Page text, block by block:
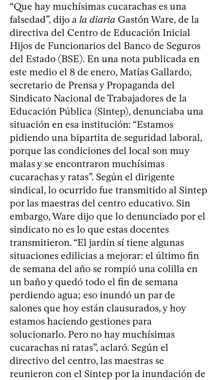
“Que hay muchísimas cucarachas es una
falsedad”, dijo a la diaria Gastón Ware, de la
directiva del Centro de Educación Inicial
Hijos de Funcionarios del Banco de Seguros
del Estado (BSE). En una nota publicada en
este medio el 8 de enero, Matías Gallardo,
secretario de Prensa y Propaganda del
Sindicato Nacional de Trabajadores de la
Educación Pública (Sintep), denunciaba una
situación en esa institución: “Estamos
pidiendo una bipartita de seguridad laboral,
porque las condiciones del local son muy
malas y se encontraron muchísimas
cucarachas y ratas”. Según el dirigente
sindical, lo ocurrido fue transmitido al Sintep
por las maestras del centro educativo. Sin
embargo, Ware dijo que lo denunciado por el
sindicato no es lo que estas docentes
transmitieron. “El jardín sí tiene algunas
situaciones edilicias a mejorar: el último fin
de semana del año se rompió una colilla en
un baño y quedó todo el fin de semana
perdiendo agua; eso inundó un par de
salones que hoy están clausurados, y hoy
estamos haciendo gestiones para
solucionarlo. Pero no hay muchísimas
cucarachas ni ratas”, aclaró. Según el
directivo del centro, las maestras se
reunieron con el Sintep por la inundación de